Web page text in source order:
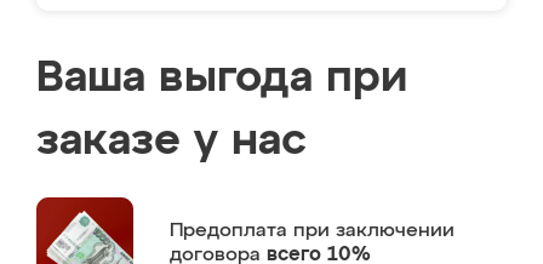
Ваша выгода при
заказе у нас
Предоплата при заключении
договора всего 10%